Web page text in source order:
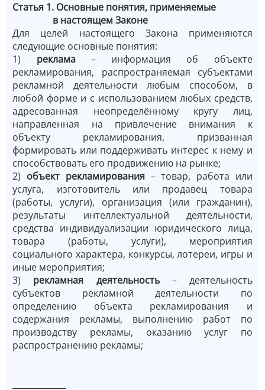
Статья 1. Основные понятия, применяемые
в настоящем Законе
Для целей настоящего Закона применяются
следующие основные понятия:
1) реклама– информация об объекте
рекламирования, распространяемая субъектами
рекламной деятельности любым способом, в
любой форме и с использованием любых средств,
адресованная неопределённому кругу лиц,
направленная на привлечение внимания к
объекту рекламирования, призванная
формировать или поддерживать интерес к нему и
способствовать его продвижению на рынке;
2) объект рекламирования– товар, работа или
услуга, изготовитель или продавец товара
(работы, услуги), организация (или гражданин),
результаты интеллектуальной деятельности,
средства индивидуализации юридического лица,
товара (работы, услуги), мероприятия
социального характера, конкурсы, лотереи, игры и
иные мероприятия;
3) рекламная деятельность– деятельность
субъектов рекламной деятельности по
определению объекта рекламирования и
содержания рекламы, выполнению работ по
производству рекламы, оказанию услуг по
распространению рекламы;